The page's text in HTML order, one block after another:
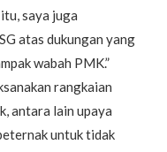
saya juga
atas dukungan yang
wabah PMK.”
rangkaian
antara lain upaya
untuk tidak